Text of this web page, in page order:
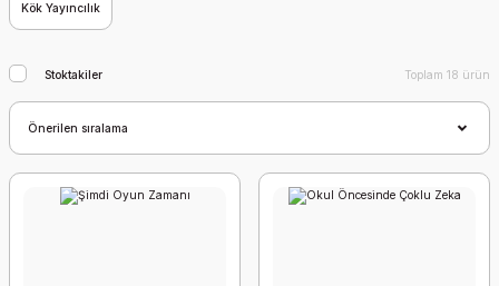
Kök Yayıncılık
Stoktakiler Toplam 18 ürün